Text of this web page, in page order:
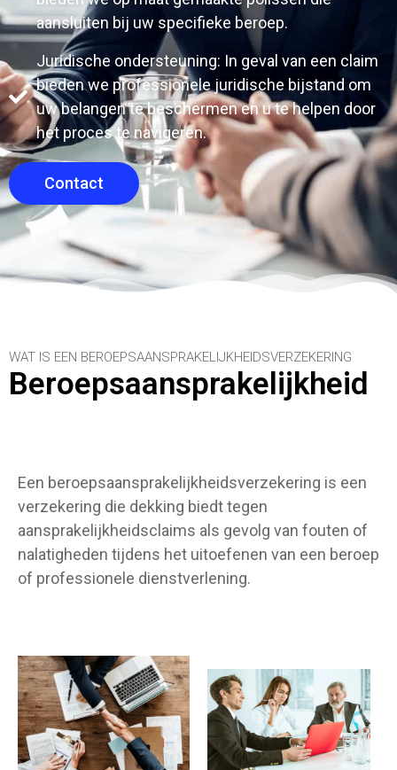
aansluiten bij uw specifieke beroep.
Juridische ondersteuning: In geval van een claim
bieden we professionele juridische bijstand om
uw belangen te beschermen en u te helpen door
het proces te navigeren.
Contact
WAT IS EEN BEROEPSAANSPRAKELIJKHEIDSVERZEKERING
Beroepsaansprakelijkheid
Een beroepsaansprakelijkheidsverzekering is een
verzekering die dekking biedt tegen
aansprakelijkheidsclaims als gevolg van fouten of
nalatigheden tijdens het uitoefenen van een beroep
of professionele dienstverlening.